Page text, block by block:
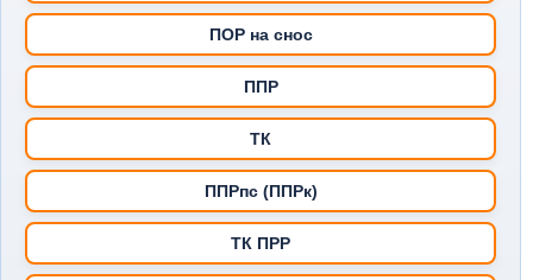
ПОР на снос
ППР
ТК
ППРпс (ППРк)
ТК ПРР